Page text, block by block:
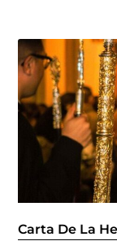
Carta De La